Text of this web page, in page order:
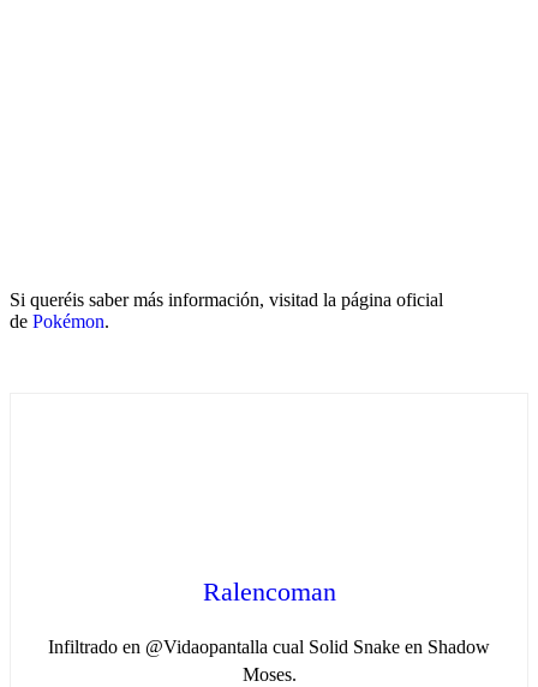
Si queréis saber más información, visitad la página oficial
de Pokémon.
Ralencoman
Infiltrado en @Vidaopantalla cual Solid Snake en Shadow
Moses.